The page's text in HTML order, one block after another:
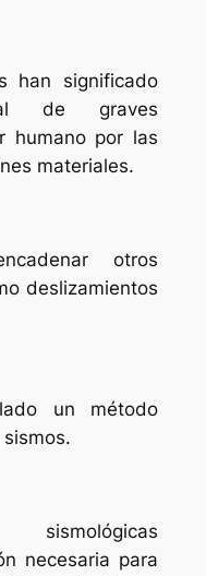
han significado
de graves
humano por las
materiales.
otros
deslizamientos
un método
necesaria para